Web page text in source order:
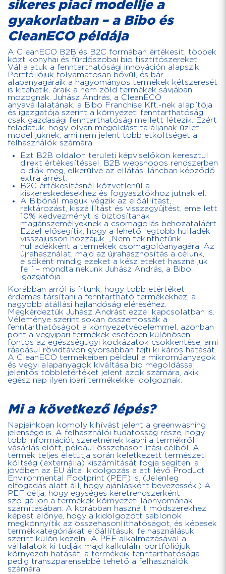
sikeres piaci modellje a
gyakorlatban – a Bibo és
CleanECO példája
A CleanECO B2B és B2C formában értékesít, többek
közt konyhai és fürdőszobai bio tisztítószereket.
Vállalatuk a fenntarthatósági innováción alapszik.
Portfóliójuk folyamatosan bővül, és bár
alapanyagáraik a hagyományos termékek kétszeresét
is kitehetik, áraik a nem zöld termékek sávjában
mozognak. Juhász András, a CleanECO
anyavállalatának, a Bibo Franchise Kft.-nek alapítója
és igazgatója szerint a környezeti fenntarthatóság
csak gazdasági fenntarthatóság mellett létezik. Ezért
feladatuk, hogy olyan megoldást találjanak üzleti
modelljüknek, ami nem jelent többletköltséget a
felhasználók számára.
Ezt B2B oldalon területi képviselőkön keresztül
direkt értékesítéssel, B2B webshopos rendszerben
oldják meg, elkerülve az ellátási láncban képződő
extra árrést.
B2C értékesítésnél közvetlenül a
kiskereskedésekhez és fogyasztókhoz jutnak el.
A Bibónál maguk végzik az előállítást,
raktározást, kiszállítást és visszagyűjtést, emellett
10% kedvezményt is biztosítanak
magánszemélyeknek a csomagolás behozataláért.
Ezzel elősegítik, hogy a lehető legtöbb hulladék
visszajusson hozzájuk. „Nem tekinthetünk
hulladékként a termékek csomagolóanyagára. Az
újrahasználat, majd az újrahasznosítás a célunk,
elsőként mindig ezeket a készleteket használjuk
fel” – mondta nekünk Juhász András, a Bibo
igazgatója.
Korábban arról is írtunk, hogy többletértéket
érdemes társítani a fenntartható termékekhez, a
nagyobb átállási hajlandóság eléréséhez.
Megkérdeztük Juhász Andrást ezzel kapcsolatban is.
Véleménye szerint sokan összemossák a
fenntarthatóságot a környezetvédelemmel, azonban
pont a vegyipari termékek esetében különösen
fontos az egészségügyi kockázatok csökkentése, ami
ráadásul rövidtávon gyorsabban fejti ki káros hatását.
A CleanECO termékeiben például a mikroműanyagok
és vegyi alapanyagok kiváltása bio megoldással
jelentős többletértéket jelent azok számára, akik
egész nap ilyen ipari termékekkel dolgoznak.
Mi a következő lépés?
Napjainkban komoly kihívást jelent a greenwashing
jelensége is. A felhasználói tudatosság része, hogy
több információt szeretnének kapni a termékről
vásárlás előtt, például összehasonlítási célból. A
termék teljes életútja során keletkezett természeti
költség (externália) kiszámítását fogja segíteni a
jövőben az EU által kidolgozás alatt lévő Product
Environmental Footprint (PEF) is. (Jelenleg
elfogadás alatt áll, hogy ajánlásként bevezessék.) A
PEF célja, hogy egységes keretrendszerként
szolgáljon a termékek környezeti lábnyomának
számításában. A korábban használt módszerekhez
képest előnye, hogy a kidolgozott sablonok
megkönnyítik az összehasonlíthatóságot, és képesek
termékkategóriákat előállításuk, felhasználásuk
szerint külön kezelni. A PEF alkalmazásával a
vállalatok ki tudják majd kalkulálni portfóliójuk
környezeti hatását, a termékeik fenntarthatósága
pedig transzparensebbé tehető a felhasználók
számára.